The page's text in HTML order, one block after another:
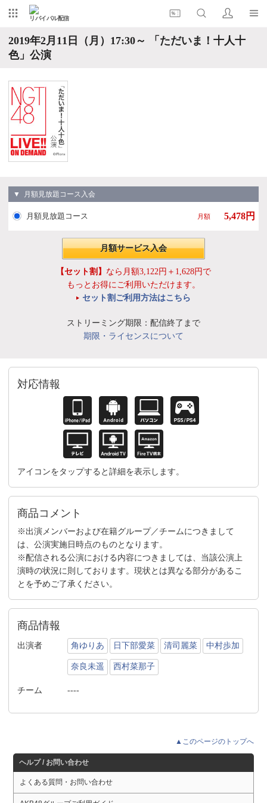
リバイバル配信
2019年2月11日（月）17:30～ 「ただいま！十人十
色」公演
▼ 月額見放題コース入会
月額見放題コース 月額 5,478円
月額サービス入会
【セット割】 なら月額3,122円＋1,628円で
もっとお得にご利用いただけます。
セット割ご利用方法はこちら
ストリーミング期限：配信終了まで
期限・ライセンスについて
対応情報
アイコンをタップすると詳細を表示します。
商品コメント
※出演メンバーおよび在籍グループ／チームにつきまして
は、公演実施日時点のものとなります。
※配信される公演における内容につきましては、当該公演上
演時の状況に則しております。現状とは異なる部分があるこ
とを予めご了承ください。
商品情報
出演者 角ゆりあ 日下部愛菜 清司麗菜 中村歩加
奈良未遥 西村菜那子
チーム ----
▲このページのトップへ
ヘルプ / お問い合わせ
よくある質問・お問い合わせ